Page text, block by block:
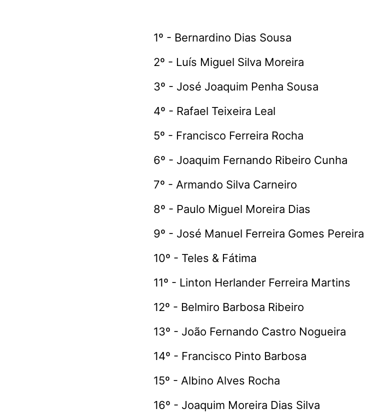
1º - Bernardino Dias Sousa
2º - Luís Miguel Silva Moreira
3º - José Joaquim Penha Sousa
4º - Rafael Teixeira Leal
5º - Francisco Ferreira Rocha
6º - Joaquim Fernando Ribeiro Cunha
7º - Armando Silva Carneiro
8º - Paulo Miguel Moreira Dias
9º - José Manuel Ferreira Gomes Pereira
10º - Teles & Fátima
11º - Linton Herlander Ferreira Martins
12º - Belmiro Barbosa Ribeiro
13º - João Fernando Castro Nogueira
14º - Francisco Pinto Barbosa
15º - Albino Alves Rocha
16º - Joaquim Moreira Dias Silva